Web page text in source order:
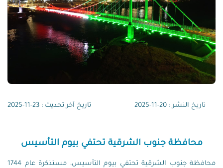
تاريخ النشر : 20-11-2025 تاريخ آخر تحديث : 23-11-2025
محافظة جنوب الشرقية تحتفي بيوم التأسيس
محافظة جنوب الشرقية تحتفي بيوم التأسيس، مستذكرة عام 1744